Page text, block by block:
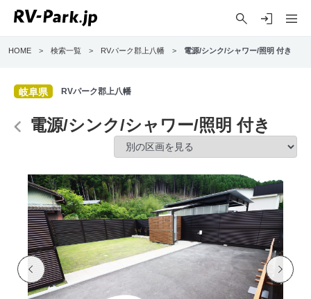
HOME > 検索一覧 > RVパーク郡上八幡 > 電源/シンク/シャワー/照明 付き
岐阜県 RVパーク郡上八幡
電源/シンク/シャワー/照明 付き
Previo